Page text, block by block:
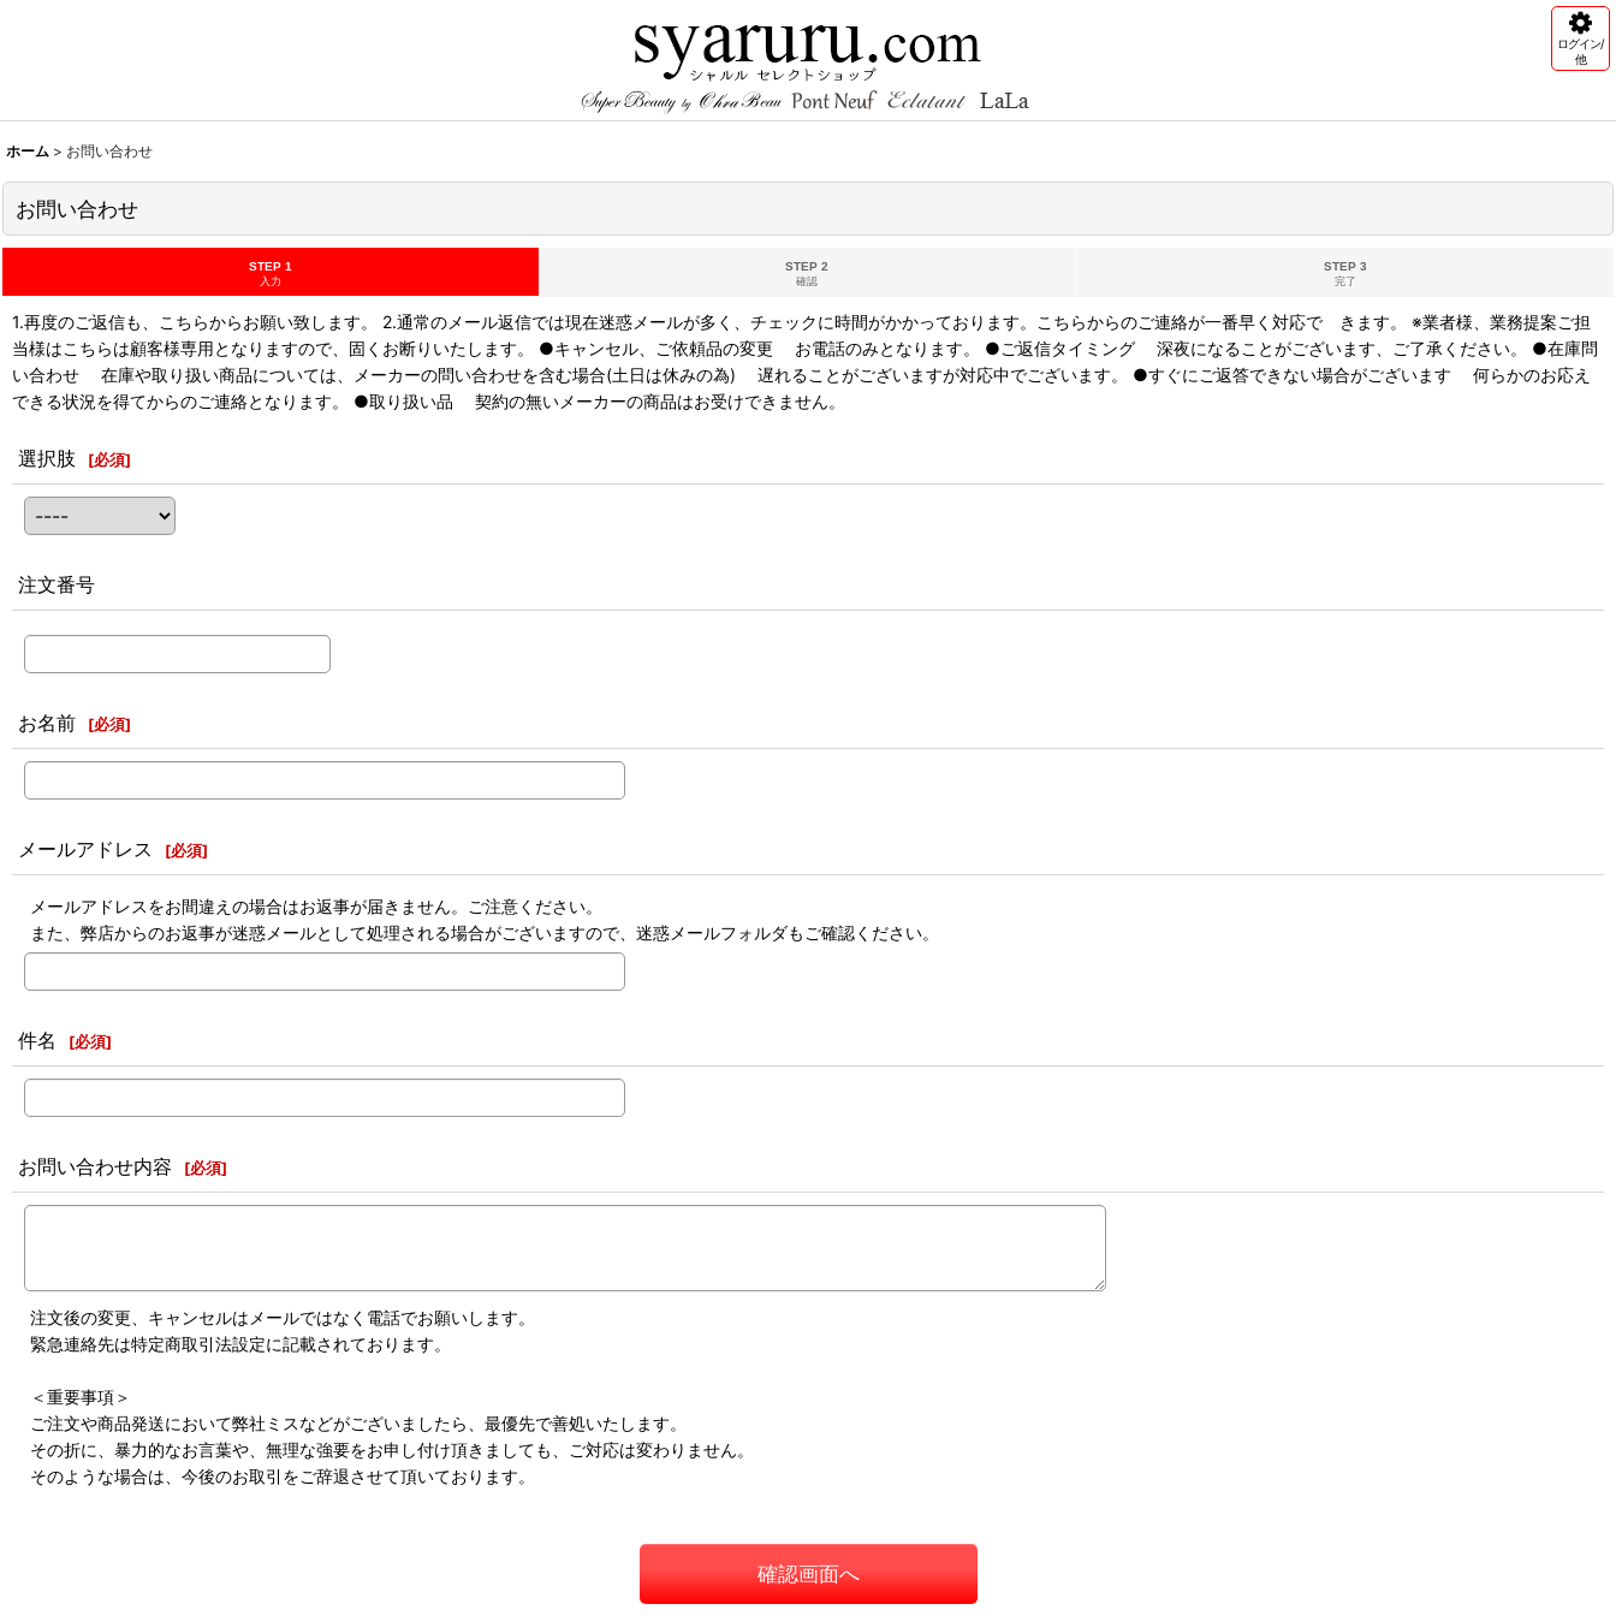
ログイン/
他
ホーム > お問い合わせ
お問い合わせ
STEP 1
入力
STEP 2
確認
STEP 3
完了
1.再度のご返信も、こちらからお願い致します。 2.通常のメール返信では現在迷惑メールが多く、チェックに時間がかかっております。こちらからのご連絡が一番早く対応で きます。 ※業者様、業務提案ご担
当様はこちらは顧客様専用となりますので、固くお断りいたします。 ●キャンセル、ご依頼品の変更 お電話のみとなります。 ●ご返信タイミング 深夜になることがございます、ご了承ください。 ●在庫問
い合わせ 在庫や取り扱い商品については、メーカーの問い合わせを含む場合(土日は休みの為) 遅れることがございますが対応中でございます。 ●すぐにご返答できない場合がございます 何らかのお応え
できる状況を得てからのご連絡となります。 ●取り扱い品 契約の無いメーカーの商品はお受けできません。
選択肢 [必須]
注文番号
お名前 [必須]
メールアドレス [必須]
メールアドレスをお間違えの場合はお返事が届きません。ご注意ください。
また、弊店からのお返事が迷惑メールとして処理される場合がございますので、迷惑メールフォルダもご確認ください。
件名 [必須]
お問い合わせ内容 [必須]
注文後の変更、キャンセルはメールではなく電話でお願いします。
緊急連絡先は特定商取引法設定に記載されております。
＜重要事項＞
ご注文や商品発送において弊社ミスなどがございましたら、最優先で善処いたします。
その折に、暴力的なお言葉や、無理な強要をお申し付け頂きましても、ご対応は変わりません。
そのような場合は、今後のお取引をご辞退させて頂いております。
確認画面へ